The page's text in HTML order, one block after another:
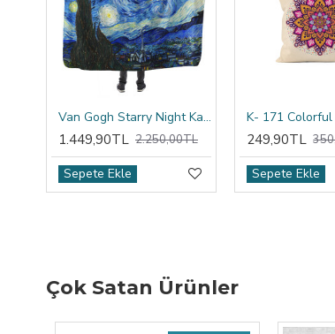
Van Gogh Starry Night Kapşonlu Battaniye
1.449,90TL 2.250,00TL
Sepete Ekle
249,90TL
Sepete Ekle
Çok Satan Ürünler